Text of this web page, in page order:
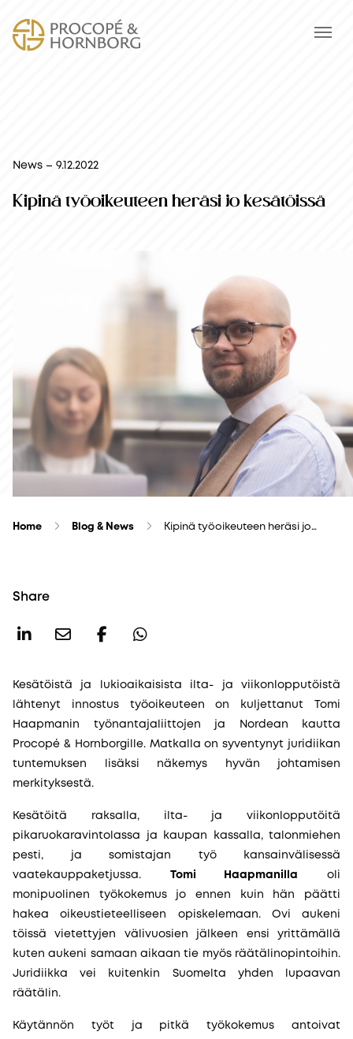
News – 9.12.2022
Kipinä työoikeuteen heräsi jo kesätöissä
Home Blog & News Kipinä työoikeuteen heräsi jo…
Share
Kesätöistä ja lukioaikaisista ilta- ja viikonlopputöistä
lähtenyt innostus työoikeuteen on kuljettanut Tomi
Haapmanin työnantajaliittojen ja Nordean kautta
Procopé & Hornborgille. Matkalla on syventynyt juridiikan
tuntemuksen lisäksi näkemys hyvän johtamisen
merkityksestä.
Kesätöitä raksalla, ilta- ja viikonlopputöitä
pikaruokaravintolassa ja kaupan kassalla, talonmiehen
pesti, ja somistajan työ kansainvälisessä
vaatekauppaketjussa. Tomi Haapmanilla oli
monipuolinen työkokemus jo ennen kuin hän päätti
hakea oikeustieteelliseen opiskelemaan. Ovi aukeni
töissä vietettyjen välivuosien jälkeen ensi yrittämällä
kuten aukeni samaan aikaan tie myös räätälinopintoihin.
Juridiikka vei kuitenkin Suomelta yhden lupaavan
räätälin.
Käytännön työt ja pitkä työkokemus antoivat